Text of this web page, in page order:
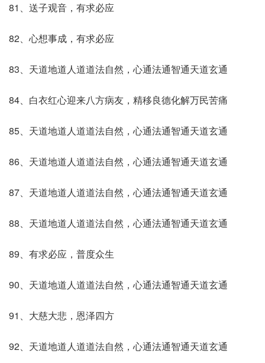
81、送子观音，有求必应
82、心想事成，有求必应
83、天道地道人道道法自然，心通法通智通天道玄通
84、白衣红心迎来八方病友，精移良德化解万民苦痛
85、天道地道人道道法自然，心通法通智通天道玄通
86、天道地道人道道法自然，心通法通智通天道玄通
87、天道地道人道道法自然，心通法通智通天道玄通
88、天道地道人道道法自然，心通法通智通天道玄通
89、有求必应，普度众生
90、天道地道人道道法自然，心通法通智通天道玄通
91、大慈大悲，恩泽四方
92、天道地道人道道法自然，心通法通智通天道玄通